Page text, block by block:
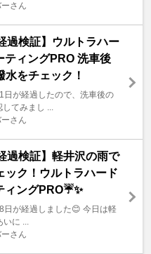
さん
過検証】ウルトラハー
ティングPRO 洗車後
水をチェック！
日が経過したので、洗車後の
してみまし ...
さん
過検証】軽井沢の雨で
ック！ウルトラハード
ィングPRO☔✨
日が経過しました😊 今日は軽
いに ...
さん